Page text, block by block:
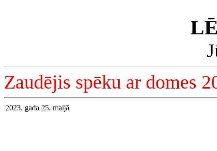
Zaudējis spēku ar domes
2023. gada 25. maijā